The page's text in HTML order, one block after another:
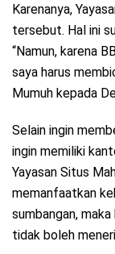
Karenanya,
tersebut. Hal ini
“Namun, karena
saya harus
Mumuh kepada
Selain ingin
ingin memiliki
Yayasan Situs
memanfaatkan
sumbangan,
tidak boleh